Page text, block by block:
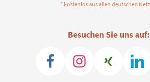
* kostenlos aus allen deutschen
Besuchen Sie uns auf: